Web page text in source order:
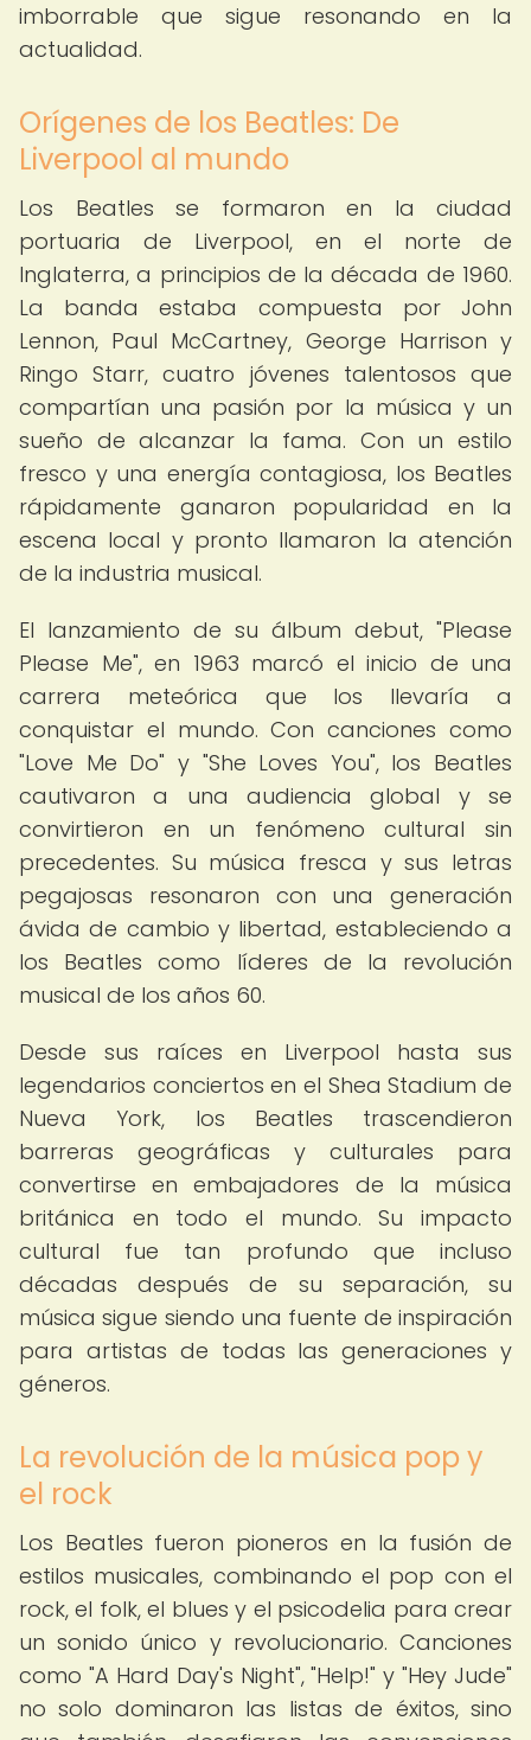
imborrable que sigue resonando en la
actualidad.
Orígenes de los Beatles: De
Liverpool al mundo
Los Beatles se formaron en la ciudad
portuaria de Liverpool, en el norte de
Inglaterra, a principios de la década de 1960.
La banda estaba compuesta por John
Lennon, Paul McCartney, George Harrison y
Ringo Starr, cuatro jóvenes talentosos que
compartían una pasión por la música y un
sueño de alcanzar la fama. Con un estilo
fresco y una energía contagiosa, los Beatles
rápidamente ganaron popularidad en la
escena local y pronto llamaron la atención
de la industria musical.
El lanzamiento de su álbum debut, "Please
Please Me", en 1963 marcó el inicio de una
carrera meteórica que los llevaría a
conquistar el mundo. Con canciones como
"Love Me Do" y "She Loves You", los Beatles
cautivaron a una audiencia global y se
convirtieron en un fenómeno cultural sin
precedentes. Su música fresca y sus letras
pegajosas resonaron con una generación
ávida de cambio y libertad, estableciendo a
los Beatles como líderes de la revolución
musical de los años 60.
Desde sus raíces en Liverpool hasta sus
legendarios conciertos en el Shea Stadium de
Nueva York, los Beatles trascendieron
barreras geográficas y culturales para
convertirse en embajadores de la música
británica en todo el mundo. Su impacto
cultural fue tan profundo que incluso
décadas después de su separación, su
música sigue siendo una fuente de inspiración
para artistas de todas las generaciones y
géneros.
La revolución de la música pop y
el rock
Los Beatles fueron pioneros en la fusión de
estilos musicales, combinando el pop con el
rock, el folk, el blues y el psicodelia para crear
un sonido único y revolucionario. Canciones
como "A Hard Day's Night", "Help!" y "Hey Jude"
no solo dominaron las listas de éxitos, sino